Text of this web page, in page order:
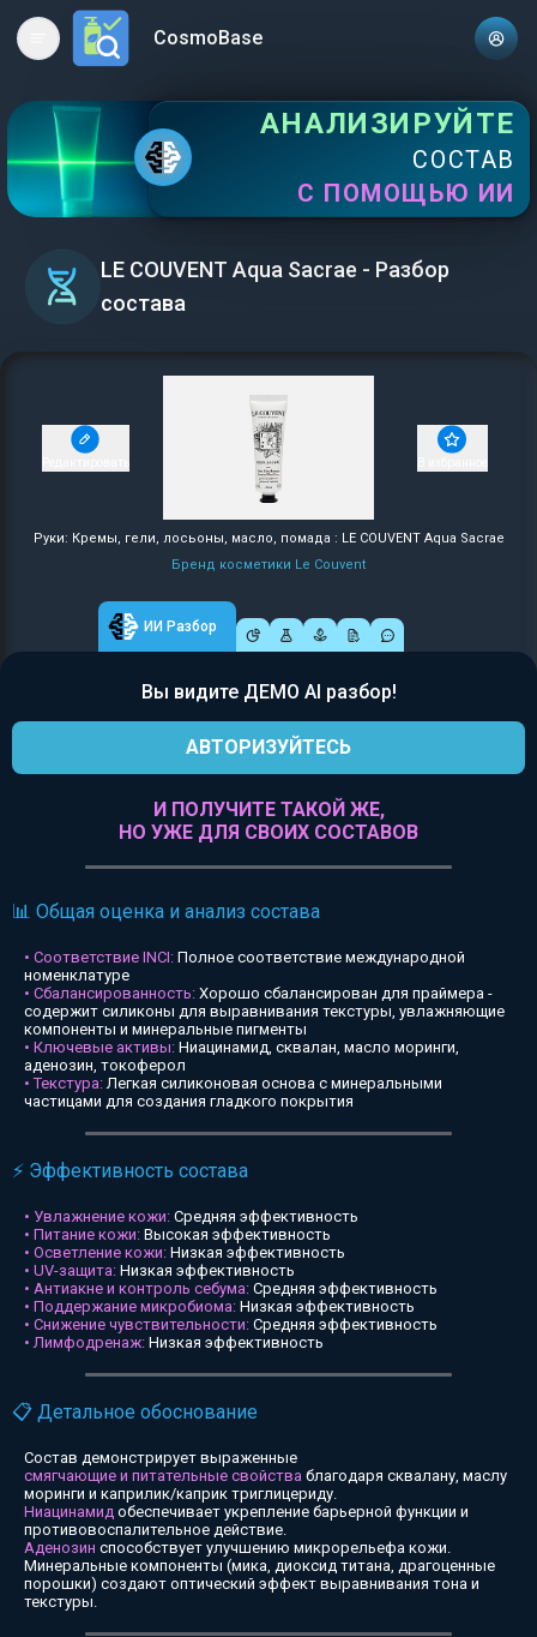
Open main menuCosmoBase
АНАЛИЗИРУЙТЕ
СОСТАВ
С ПОМОЩЬЮ ИИ
LE COUVENT Aqua Sacrae - Разбор
состава
Руки: Кремы, гели, лосьоны, масло, помада : LE COUVENT Aqua Sacrae
Бренд косметики Le Couvent
ИИ Разбор
Вы видите ДЕМО AI разбор!
АВТОРИЗУЙТЕСЬ
И ПОЛУЧИТЕ ТАКОЙ ЖЕ,
НО УЖЕ ДЛЯ СВОИХ СОСТАВОВ
📊 Общая оценка и анализ состава
• Соответствие INCI: Полное соответствие международной
номенклатуре
• Сбалансированность: Хорошо сбалансирован для праймера -
содержит силиконы для выравнивания текстуры, увлажняющие
компоненты и минеральные пигменты
• Ключевые активы: Ниацинамид, сквалан, масло моринги,
аденозин, токоферол
• Текстура:Легкая силиконовая основа с минеральными
частицами для создания гладкого покрытия
⚡ Эффективность состава
• Увлажнение кожи: Средняя эффективность
• Питание кожи: Высокая эффективность
• Осветление кожи: Низкая эффективность
• UV-защита: Низкая эффективность
• Антиакне и контроль себума: Средняя эффективность
• Поддержание микробиома: Низкая эффективность
• Снижение чувствительности: Средняя эффективность
• Лимфодренаж: Низкая эффективность
📋 Детальное обоснование
Состав демонстрирует выраженные
смягчающие и питательные свойства благодаря сквалану, маслу
моринги и каприлик/каприк триглицериду.
Ниацинамид обеспечивает укрепление барьерной функции и
противовоспалительное действие.
Аденозин способствует улучшению микрорельефа кожи.
Минеральные компоненты (мика, диоксид титана, драгоценные
порошки) создают оптический эффект выравнивания тона и
текстуры.